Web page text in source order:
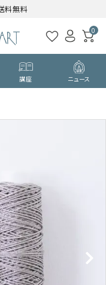
料無料
0
講座 ニュース